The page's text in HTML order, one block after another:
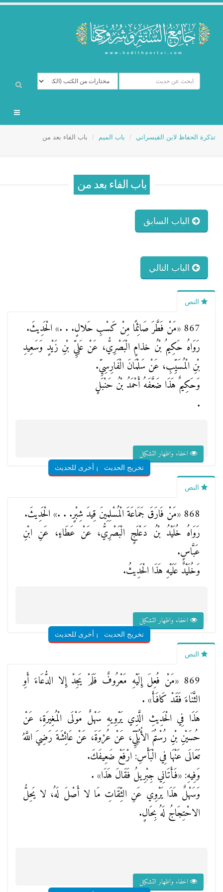
تذكرة الحفاظ لابن القيسراني باب الميم باب الفاء بعد من
باب الفاء بعد من
الباب السابق
الباب التالي
النص
867 «مَنْ فَطَّرَ صَائِمًا مِنْ كَسْبِ حَلالٍ. . .» الْحَدِيثَ.
رَوَاهُ حَكِيمُ بْنُ خذامٍ الْبَصْرِيُّ، عَنْ عَلِيِّ بْنِ زَيْدٍ وَسَعِيدِ
بْنِ الْمُسَيِّبِ، عَنْ سَلْمَانَ الْفَارِسِيِّ.
وَحَكِيمٌ هَذَا ضَعَّفَهُ أَحْمَدُ بْنُ حَنْبَلٍ
.
اخفاء واظهار التشكيل
تخريج الحديثشروح أخرى للحديث
النص
868 «مَنْ فَارَقَ جَمَاعَةَ الْمُسْلِمِينَ قِيدَ شِبْرٍ. . .» الْحَدِيثَ.
رَوَاهُ خُلَيْدُ بْنُ دَعْلَجٍ الْبَصْرِيُّ، عَنْ عَطَاءٍ، عَنِ ابْنِ
عَبَّاسٍ.
وَخُلَيْدٌ عَلَيْهِ هَذَا الْحَدِيثُ.
اخفاء واظهار التشكيل
تخريج الحديثشروح أخرى للحديث
النص
869 «مَنْ فُعِلَ إِلَيْهِ مَعْرُوفٌ فَلَمْ يَجِدْ إِلا الدُّعَاءَ أَوِ
الثَّنَاءَ فَقَدْ كَافَأَ» .
هَذَا فِي الْحَدِيثِ الَّذِي يَرْوِيهِ سَهْلٌ مَوْلَى الْمُغِيرَةِ، عَنْ
حُسَيْنِ بْنِ رُسْتُمَ الأُبُلِّيِّ، عَنْ عُرْوَةَ، عَنْ عَائِشَةَ رَضِيَ اللَّهُ
تَعَالَى عَنْهَا فِي الْبَأْسِ: ارْفَعْ ضَعِيفَكَ.
وَفِيهِ: «فَأَتَانِي جِبْرِيلُ فَقَالَ هَذَا» .
وَسَهْلٌ هَذَا يَرْوِي عَنِ الثِّقَاتِ مَا لا أَصْلَ لَهُ، لا يَحِلُّ
الاحْتِجَاجُ لَهُ بِحَالٍ.
اخفاء واظهار التشكيل